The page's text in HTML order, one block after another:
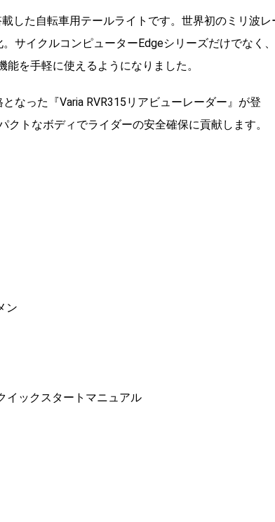
した自転車用テールライトです。世界初のミリ波レ
サイクルコンピューターEdgeシリーズだけでなく、
を手軽に使えるようになりました。
なった『Varia RVR315リアビューレーダー』が登
トなボディでライダーの安全確保に貢献します。
ン
イックスタートマニュアル